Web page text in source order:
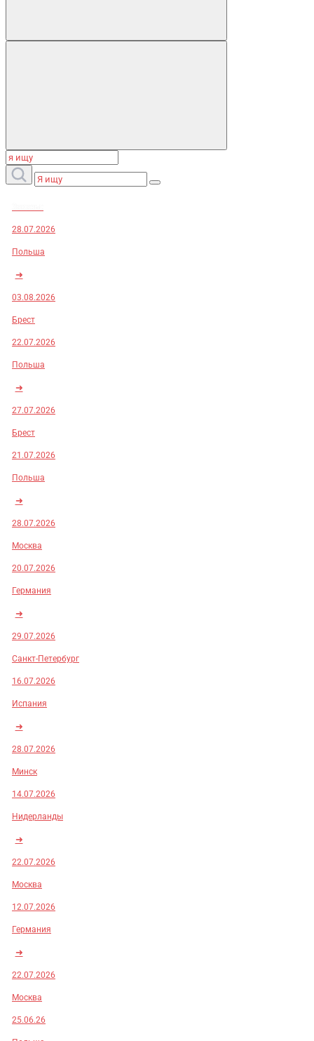
28.07.2026
Польша
➜
03.08.2026
Брест
22.07.2026
Польша
➜
27.07.2026
Брест
21.07.2026
Польша
➜
28.07.2026
Москва
20.07.2026
Германия
➜
29.07.2026
Санкт-Петербург
16.07.2026
Испания
➜
28.07.2026
Минск
14.07.2026
Нидерланды
➜
22.07.2026
Москва
12.07.2026
Германия
➜
22.07.2026
Москва
25.06.26